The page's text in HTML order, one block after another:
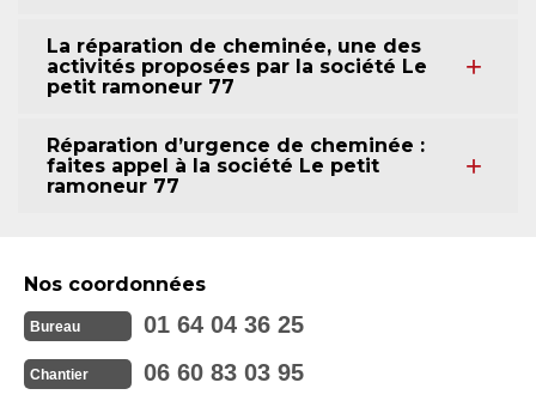
La réparation de cheminée, une des
activités proposées par la société Le
petit ramoneur 77
Réparation d’urgence de cheminée :
faites appel à la société Le petit
ramoneur 77
Nos coordonnées
Bureau 01 64 04 36 25
Chantier 06 60 83 03 95